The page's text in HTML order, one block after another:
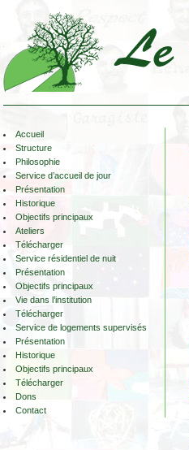
Accueil
Structure
Philosophie
Service d’accueil de jour
Présentation
Historique
Objectifs principaux
Ateliers
Télécharger
Service résidentiel de nuit
Présentation
Objectifs principaux
Vie dans l’institution
Télécharger
Service de logements supervisés
Présentation
Historique
Objectifs principaux
Télécharger
Dons
Contact